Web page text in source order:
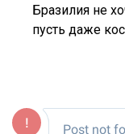
Бразилия не
пусть даже